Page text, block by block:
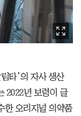
타’의 자사 생산
2022년 보령이 글
한 오리지널 의약품